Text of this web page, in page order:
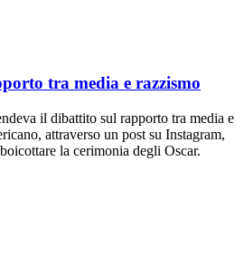
tra media e razzismo
il dibattito sul rapporto tra media e
attraverso un post su Instagram,
la cerimonia degli Oscar.